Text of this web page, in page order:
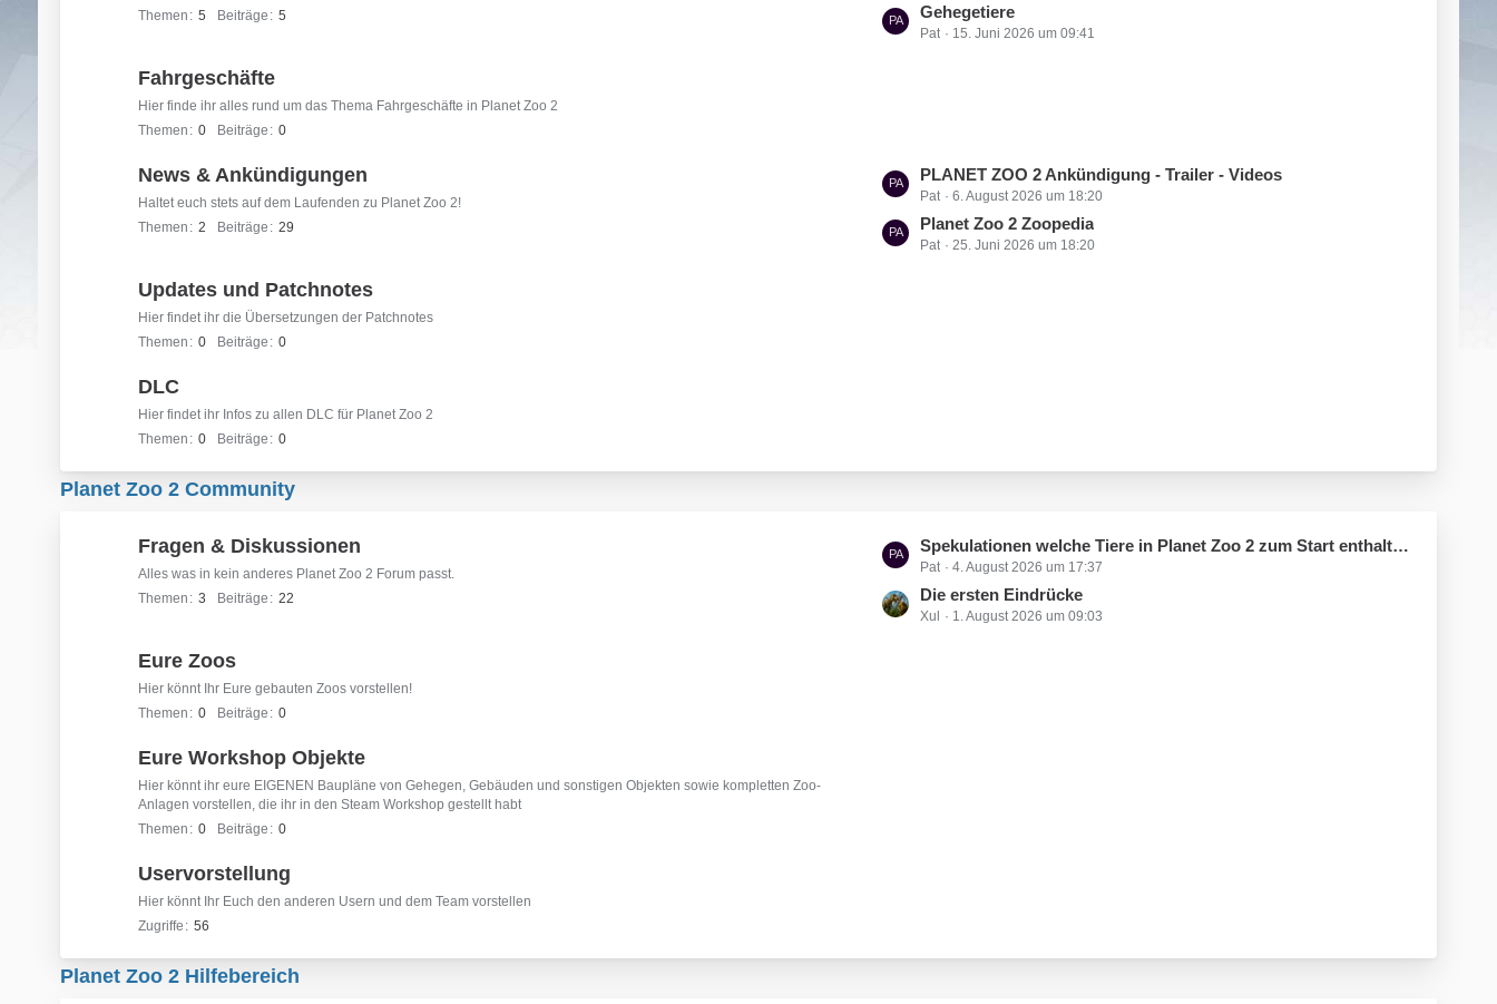
Themen
5 Beiträge 5
t
z
t
ä
Gehegetiere
Pat 15. Juni 2026 um 09:41
Fahrgeschäfte
Hier finde ihr alles rund um das Thema Fahrgeschäfte in Planet Zoo 2
Themen
0 Beiträge 0
News & Ankündigungen
Haltet euch stets auf dem Laufenden zu Planet Zoo 2!
Themen
2 Beiträge 29
L
e
t
z
g
PLANET ZOO 2 Ankündigung - Trailer - Videos
Pat 6. August 2026 um 18:20
Planet Zoo 2 Zoopedia
Pat 25. Juni 2026 um 18:20
Updates und Patchnotes
Hier findet ihr die Übersetzungen der Patchnotes
Themen
0 Beiträge 0
DLC
Hier findet ihr Infos zu allen DLC für Planet Zoo 2
Themen
0 Beiträge 0
Planet Zoo 2 Community
Fragen & Diskussionen
Alles was in kein anderes Planet Zoo 2 Forum passt.
Themen
3 Beiträge 22
L
e
t
z
Spekulationen welche Tiere in Planet Zoo 2 zum Start enthalten sind oder auf jeden Fall noch kommen werden
Pat 4. August 2026 um 17:37
Die ersten Eindrücke
Xul 1. August 2026 um 09:03
Eure Zoos
Hier könnt Ihr Eure gebauten Zoos vorstellen!
Themen
0 Beiträge 0
Eure Workshop Objekte
Hier könnt ihr eure EIGENEN Baupläne von Gehegen, Gebäuden und sonstigen Objekten sowie kompletten Zoo-
Anlagen vorstellen, die ihr in den Steam Workshop gestellt habt
Themen
0 Beiträge 0
Uservorstellung
Hier könnt Ihr Euch den anderen Usern und dem Team vorstellen
Zugriffe
56
Planet Zoo 2 Hilfebereich